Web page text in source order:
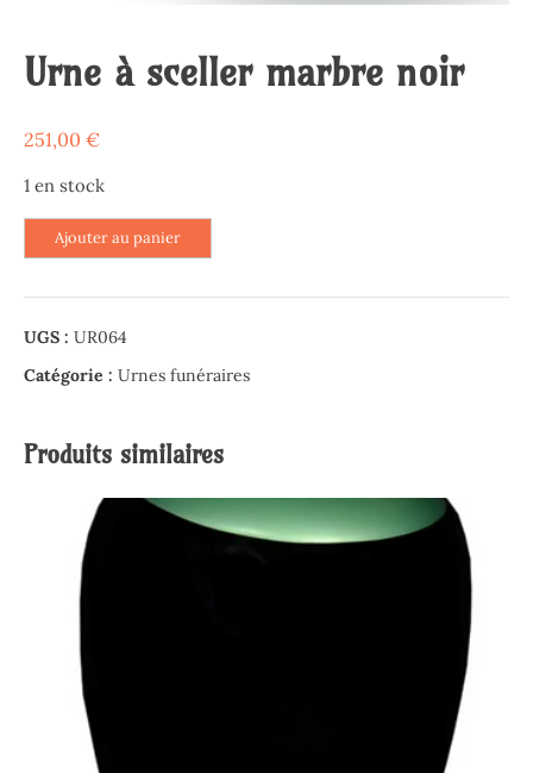
Urne à sceller marbre noir
251,00 €
1 en stock
quantité
de
sceller
marbre
Ajouter au panier
UGS : UR064
Catégorie : Urnes funéraires
Produits similaires